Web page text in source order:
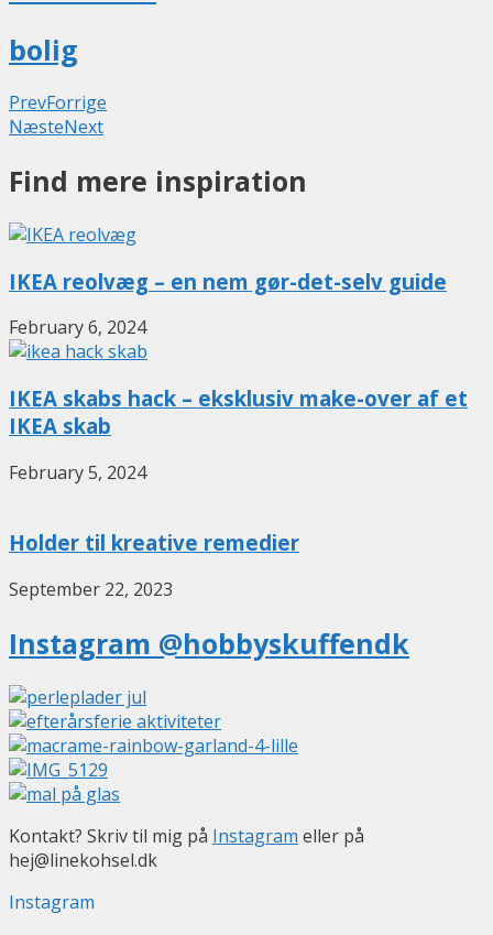
bolig
PrevForrige
NæsteNext
Find mere inspiration
IKEA reolvæg – en nem gør-det-selv guide
February 6, 2024
IKEA skabs hack – eksklusiv make-over af et
IKEA skab
February 5, 2024
Holder til kreative remedier
September 22, 2023
Instagram @hobbyskuffendk
Kontakt? Skriv til mig på Instagram eller på
hej@linekohsel.dk
Instagram